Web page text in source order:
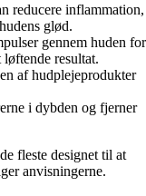
reducere inflammation,
glød.
gennem huden for
resultat.
af hudplejeprodukter
i dybden og fjerner
fleste designet til at
anvisningerne.